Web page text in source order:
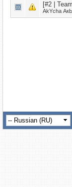
[#2 |
AkYcha